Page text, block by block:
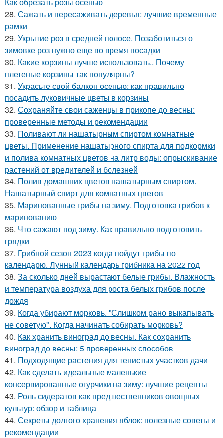
28. Сажать и пересаживать деревья: лучшие временные
рамки
29. Укрытие роз в средней полосе. Позаботиться о
зимовке роз нужно еще во время посадки
30. Какие корзины лучше использовать.. Почему
плетеные корзины так популярны?
31. Украсьте свой балкон осенью: как правильно
посадить луковичные цветы в корзины
32. Сохраняйте свои саженцы в прикопе до весны:
проверенные методы и рекомендации
33. Поливают ли нашатырным спиртом комнатные
цветы. Применение нашатырного спирта для подкормки
и полива комнатных цветов на литр воды: опрыскивание
растений от вредителей и болезней
34. Полив домашних цветов нашатырным спиртом.
Нашатырный спирт для комнатных цветов
35. Маринованные грибы на зиму. Подготовка грибов к
маринованию
36. Что сажают под зиму. Как правильно подготовить
грядки
37. Грибной сезон 2023 когда пойдут грибы по
календарю. Лунный календарь грибника на 2022 год
38. За сколько дней вырастают белые грибы. Влажность
и температура воздуха для роста белых грибов после
дождя
39. Когда убирают морковь. "Слишком рано выкапывать
не советую". Когда начинать собирать морковь?
40. Как хранить виноград до весны. Как сохранить
виноград до весны: 5 проверенных способов
41. Подходящие растения для тенистых участков дачи
42. Как сделать идеальные маленькие
консервированные огурчики на зиму: лучшие рецепты
43. Роль сидератов как предшественников овощных
культур: обзор и таблица
44. Секреты долгого хранения яблок: полезные советы и
рекомендации